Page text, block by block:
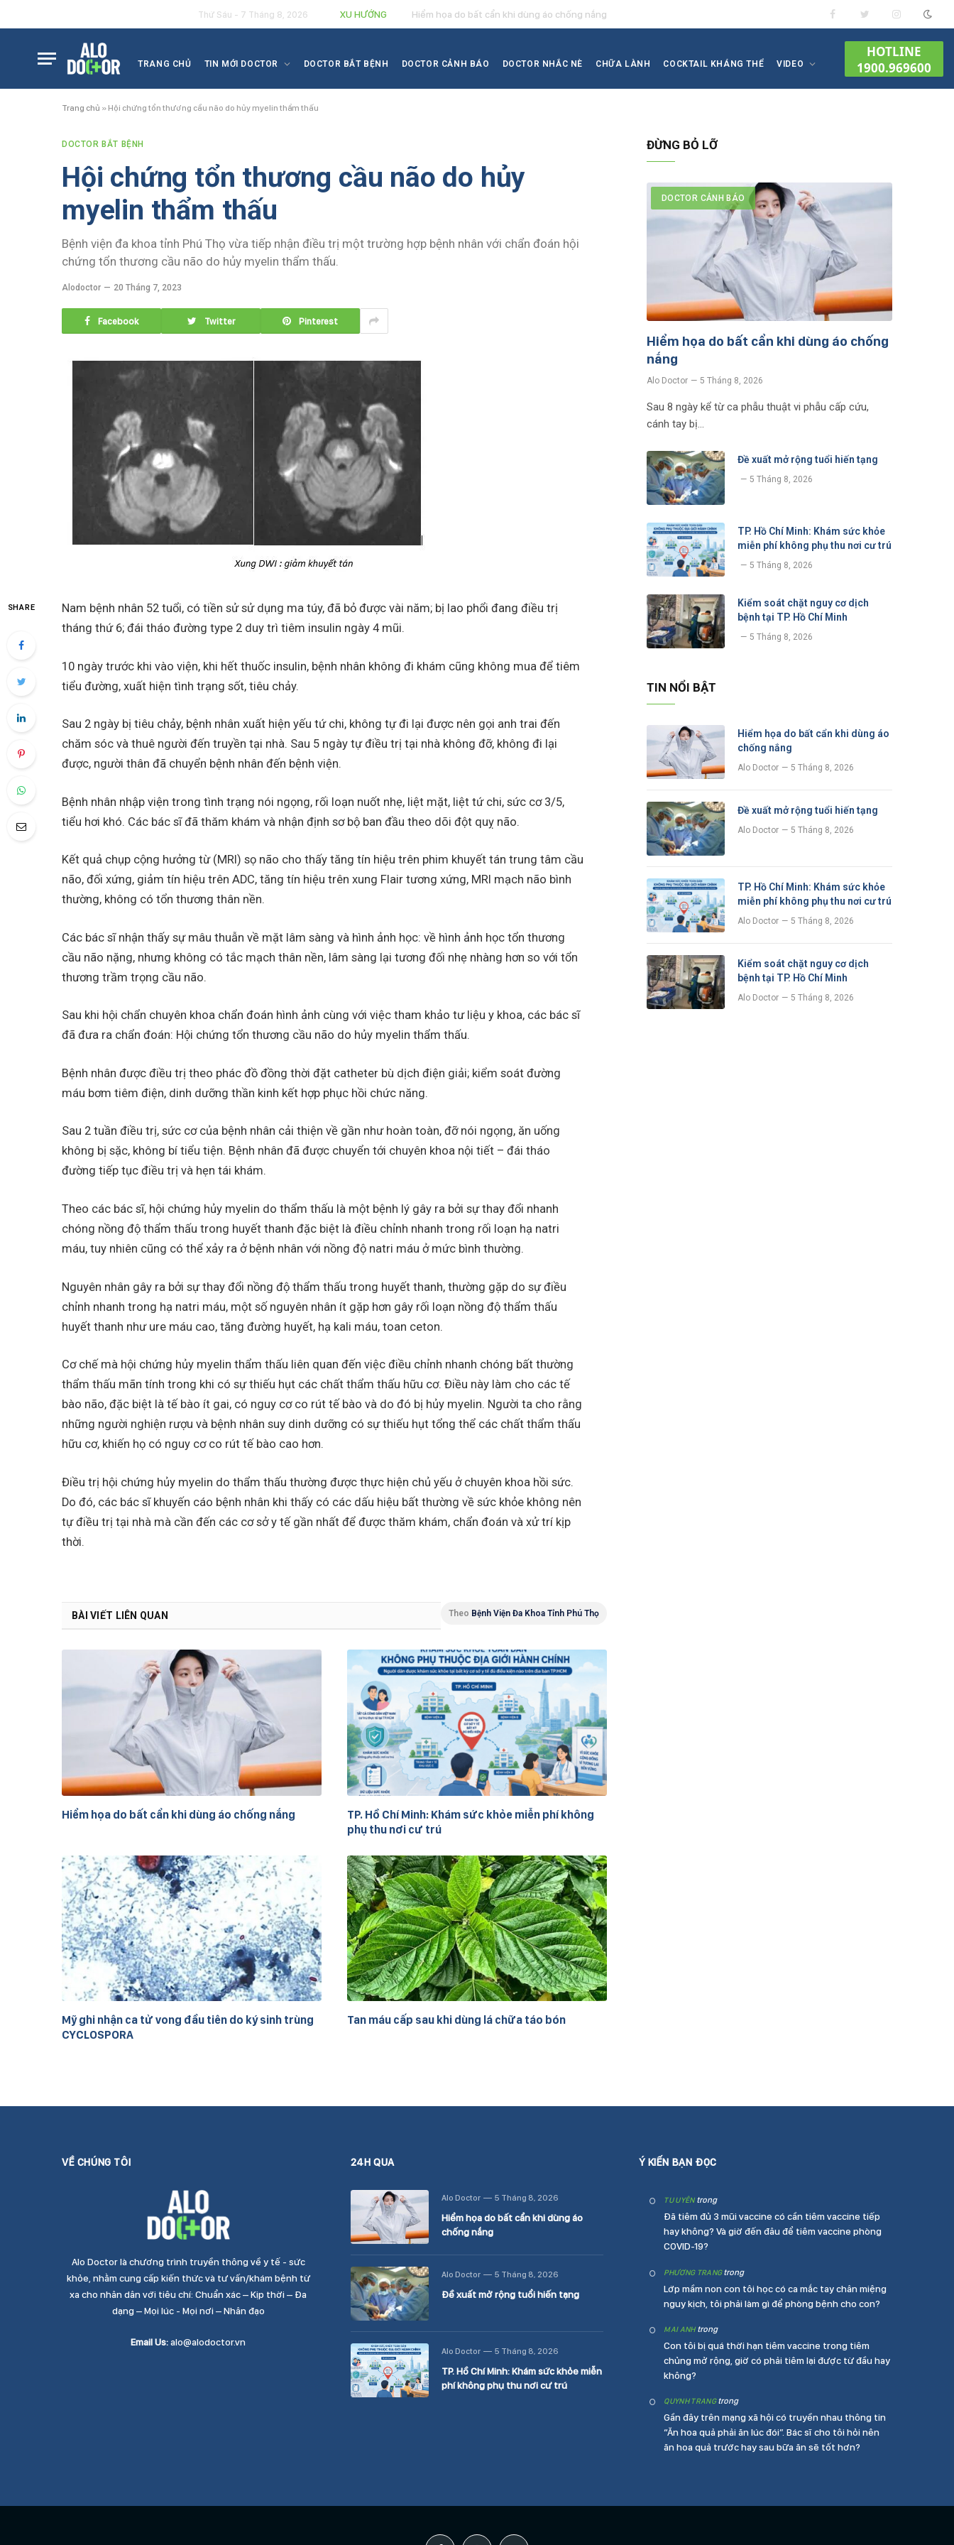
Thứ Sáu - 7 Tháng 8, 2026 XU HƯỚNG Hiểm họa do bất cẩn khi dùng áo chống nắng
FacebookTwitterInstagram
TRANG CHỦ TIN MỚI DOCTOR DOCTOR BẮT BỆNH DOCTOR CẢNH BÁO DOCTOR NHẮC NÈ CHỮA LÀNH COCKTAIL KHÁNG THỂ VIDEO
HOTLINE
1900.969600
Trang chủ » Hội chứng tổn thương cầu não do hủy myelin thẩm thấu
DOCTOR BẮT BỆNH
Hội chứng tổn thương cầu não do hủy
myelin thẩm thấu
Bệnh viện đa khoa tỉnh Phú Thọ vừa tiếp nhận điều trị một trường hợp bệnh nhân với chẩn đoán hội
chứng tổn thương cầu não do hủy myelin thẩm thấu.
Alodoctor 20 Tháng 7, 2023
Facebook Twitter Pinterest
SHARE
Nam bệnh nhân 52 tuổi, có tiền sử sử dụng ma túy, đã bỏ được vài năm; bị lao phổi đang điều trị
tháng thứ 6; đái tháo đường type 2 duy trì tiêm insulin ngày 4 mũi.
10 ngày trước khi vào viện, khi hết thuốc insulin, bệnh nhân không đi khám cũng không mua để tiêm
tiểu đường, xuất hiện tình trạng sốt, tiêu chảy.
Sau 2 ngày bị tiêu chảy, bệnh nhân xuất hiện yếu tứ chi, không tự đi lại được nên gọi anh trai đến
chăm sóc và thuê người đến truyền tại nhà. Sau 5 ngày tự điều trị tại nhà không đỡ, không đi lại
được, người thân đã chuyển bệnh nhân đến bệnh viện.
Bệnh nhân nhập viện trong tình trạng nói ngọng, rối loạn nuốt nhẹ, liệt mặt, liệt tứ chi, sức cơ 3/5,
tiểu hơi khó. Các bác sĩ đã thăm khám và nhận định sơ bộ ban đầu theo dõi đột quỵ não.
Kết quả chụp cộng hưởng từ (MRI) sọ não cho thấy tăng tín hiệu trên phim khuyết tán trung tâm cầu
não, đối xứng, giảm tín hiệu trên ADC, tăng tín hiệu trên xung Flair tương xứng, MRI mạch não bình
thường, không có tổn thương thân nền.
Các bác sĩ nhận thấy sự mâu thuẫn về mặt lâm sàng và hình ảnh học: về hình ảnh học tổn thương
cầu não nặng, nhưng không có tắc mạch thân nền, lâm sàng lại tương đối nhẹ nhàng hơn so với tổn
thương trầm trọng cầu não.
Sau khi hội chẩn chuyên khoa chẩn đoán hình ảnh cùng với việc tham khảo tư liệu y khoa, các bác sĩ
đã đưa ra chẩn đoán: Hội chứng tổn thương cầu não do hủy myelin thẩm thấu.
Bệnh nhân được điều trị theo phác đồ đồng thời đặt catheter bù dịch điện giải; kiểm soát đường
máu bơm tiêm điện, dinh dưỡng thần kinh kết hợp phục hồi chức năng.
Sau 2 tuần điều trị, sức cơ của bệnh nhân cải thiện về gần như hoàn toàn, đỡ nói ngọng, ăn uống
không bị sặc, không bí tiểu tiện. Bệnh nhân đã được chuyển tới chuyên khoa nội tiết – đái tháo
đường tiếp tục điều trị và hẹn tái khám.
Theo các bác sĩ, hội chứng hủy myelin do thẩm thấu là một bệnh lý gây ra bởi sự thay đổi nhanh
chóng nồng độ thẩm thấu trong huyết thanh đặc biệt là điều chỉnh nhanh trong rối loạn hạ natri
máu, tuy nhiên cũng có thể xảy ra ở bệnh nhân với nồng độ natri máu ở mức bình thường.
Nguyên nhân gây ra bởi sự thay đổi nồng độ thẩm thấu trong huyết thanh, thường gặp do sự điều
chỉnh nhanh trong hạ natri máu, một số nguyên nhân ít gặp hơn gây rối loạn nồng độ thẩm thấu
huyết thanh như ure máu cao, tăng đường huyết, hạ kali máu, toan ceton.
Cơ chế mà hội chứng hủy myelin thẩm thấu liên quan đến việc điều chỉnh nhanh chóng bất thường
thẩm thấu mãn tính trong khi có sự thiếu hụt các chất thẩm thấu hữu cơ. Điều này làm cho các tế
bào não, đặc biệt là tế bào ít gai, có nguy cơ co rút tế bào và do đó bị hủy myelin. Người ta cho rằng
những người nghiện rượu và bệnh nhân suy dinh dưỡng có sự thiếu hụt tổng thể các chất thẩm thấu
hữu cơ, khiến họ có nguy cơ co rút tế bào cao hơn.
Điều trị hội chứng hủy myelin do thẩm thấu thường được thực hiện chủ yếu ở chuyên khoa hồi sức.
Do đó, các bác sĩ khuyến cáo bệnh nhân khi thấy có các dấu hiệu bất thường về sức khỏe không nên
tự điều trị tại nhà mà cần đến các cơ sở y tế gần nhất để được thăm khám, chẩn đoán và xử trí kịp
thời.
Theo Bệnh Viện Đa Khoa Tỉnh Phú Thọ
BÀI VIẾT LIÊN QUAN
Hiểm họa do bất cẩn khi dùng áo chống nắng
TP. Hồ Chí Minh: Khám sức khỏe miễn phí không
phụ thu nơi cư trú
Mỹ ghi nhận ca tử vong đầu tiên do ký sinh trùng
CYCLOSPORA
Tan máu cấp sau khi dùng lá chữa táo bón
ĐỪNG BỎ LỠ
DOCTOR CẢNH BÁO
Hiểm họa do bất cẩn khi dùng áo chống
nắng
Alo Doctor 5 Tháng 8, 2026
Sau 8 ngày kể từ ca phẫu thuật vi phẫu cấp cứu,
cánh tay bị…
Đề xuất mở rộng tuổi hiến tạng
5 Tháng 8, 2026
TP. Hồ Chí Minh: Khám sức khỏe
miễn phí không phụ thu nơi cư trú
5 Tháng 8, 2026
Kiểm soát chặt nguy cơ dịch
bệnh tại TP. Hồ Chí Minh
5 Tháng 8, 2026
TIN NỔI BẬT
Hiểm họa do bất cẩn khi dùng áo
chống nắng
Alo Doctor 5 Tháng 8, 2026
Đề xuất mở rộng tuổi hiến tạng
Alo Doctor 5 Tháng 8, 2026
TP. Hồ Chí Minh: Khám sức khỏe
miễn phí không phụ thu nơi cư trú
Alo Doctor 5 Tháng 8, 2026
Kiểm soát chặt nguy cơ dịch
bệnh tại TP. Hồ Chí Minh
Alo Doctor 5 Tháng 8, 2026
VỀ CHÚNG TÔI
Alo Doctor là chương trình truyền thông về y tế - sức
khỏe, nhằm cung cấp kiến thức và tư vấn/khám bệnh từ
xa cho nhân dân với tiêu chí: Chuẩn xác – Kịp thời – Đa
dạng – Mọi lúc - Mọi nơi – Nhân đạo
Email Us:alo@alodoctor.vn
24H QUA
Alo Doctor 5 Tháng 8, 2026
Hiểm họa do bất cẩn khi dùng áo
chống nắng
Alo Doctor 5 Tháng 8, 2026
Đề xuất mở rộng tuổi hiến tạng
Alo Doctor 5 Tháng 8, 2026
TP. Hồ Chí Minh: Khám sức khỏe miễn
phí không phụ thu nơi cư trú
Ý KIẾN BẠN ĐỌC
TU UYÊNtrong
Đã tiêm đủ 3 mũi vaccine có cần tiêm vaccine tiếp
hay không? Và giờ đến đâu để tiêm vaccine phòng
COVID-19?
PHƯƠNG TRANGtrong
Lớp mầm non con tôi học có ca mắc tay chân miệng
nguy kịch, tôi phải làm gì để phòng bệnh cho con?
MAI ANHtrong
Con tôi bị quá thời hạn tiêm vaccine trong tiêm
chủng mở rộng, giờ có phải tiêm lại được từ đầu hay
không?
QUYNH TRANGtrong
Gần đây trên mạng xã hội có truyền nhau thông tin
“Ăn hoa quả phải ăn lúc đói”. Bác sĩ cho tôi hỏi nên
ăn hoa quả trước hay sau bữa ăn sẽ tốt hơn?